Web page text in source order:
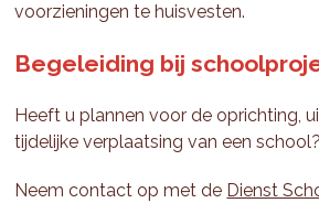
voorzieningen te huisvesten.
Begeleiding bij
Heeft u plannen voor de oprichting,
tijdelijke verplaatsing van een school?
Neem contact op met de Dienst